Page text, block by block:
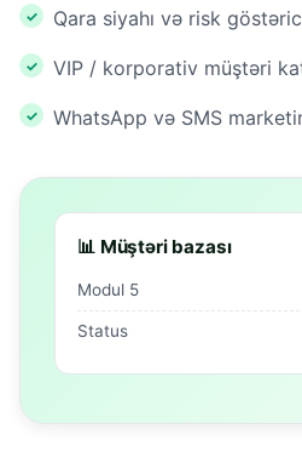
Qara siyahı və risk
VIP / korporativ müştəri
WhatsApp və SMS
📊 Müştəri bazası
Modul 5
Status